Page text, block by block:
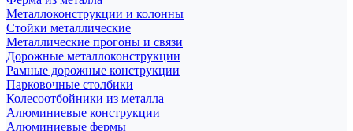
Металлоконструкции и колонны
Стойки металлические
Металлические прогоны и связи
Дорожные металлоконструкции
Рамные дорожные конструкции
Парковочные столбики
Колесоотбойники из металла
Алюминиевые конструкции
Алюминиевые фермы